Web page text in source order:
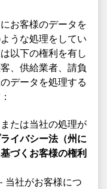
お客様のデータを
うな処理をしてい
以下の権利を有し
、供給業者、請負
データを処理する
たは当社の処理が
イバシー法（州に
づくお客様の権利
- 当社がお客様につ